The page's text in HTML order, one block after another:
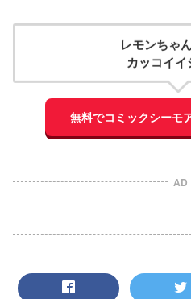
レモンちゃ
カッコイイ
無料でコミックシーモ
AD